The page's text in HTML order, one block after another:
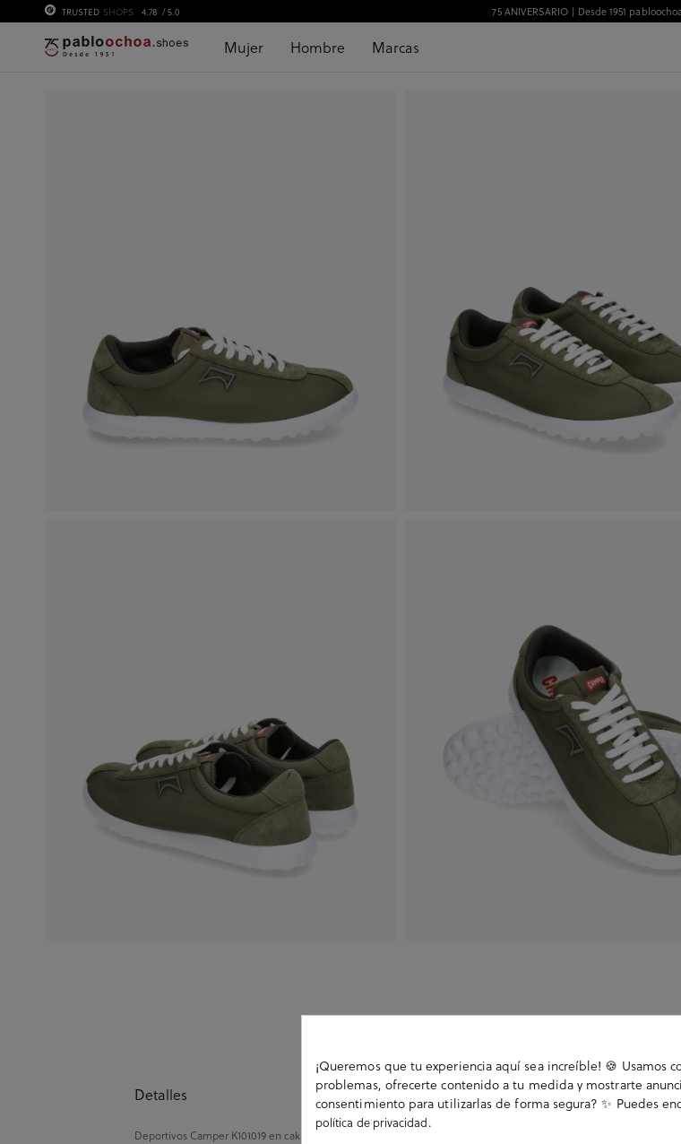
TRUSTED SHOPS 4.78 / 5.0 75 ANIVERSARIO | Desde 1951
Mujer Hombre Marcas
Detalles
Deportivos Camper K101019 en caki. Cierre con cordones. La plantilla es extraible.
¡Queremos que tu experiencia aquí sea increíble! 🍪 Usamos
problemas, ofrecerte contenido a tu medida y mostrarte
consentimiento para utilizarlas de forma segura? ✨ Puedes
política de privacidad.